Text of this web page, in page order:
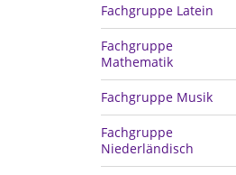
Fachgruppe Latein
Fachgruppe
Mathematik
Fachgruppe Musik
Fachgruppe
Niederländisch